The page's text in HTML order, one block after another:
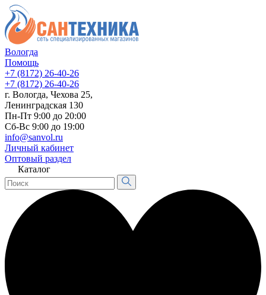
Вологда
Помощь
+7 (8172) 26-40-26
+7 (8172) 26-40-26
г. Вологда, Чехова 25,
Ленинградская 130
Пн-Пт 9:00 до 20:00
Сб-Вс 9:00 до 19:00
info@sanvol.ru
Личный кабинет
Оптовый раздел
Каталог